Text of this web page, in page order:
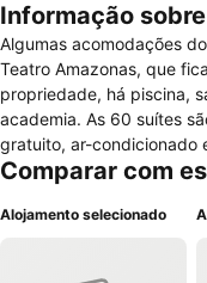
Informação
Algumas acomodações
Teatro Amazonas, que
propriedade, há piscina,
academia. As 60 suítes são compostas por frigobar, telefone, Wi-Fi
gratuito, ar-condicionado
secador de cabelos. Elas
Paul é 24 horas. O
Comparar com
Alojamento selecionado